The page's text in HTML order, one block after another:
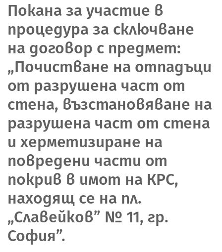
Покана за участие в
процедура за сключване
на договор с предмет:
„Почистване на отпадъци
от разрушена част от
стена, възстановяване на
разрушена част от стена
и херметизиране на
повредени части от
покрив в имот на КРС,
находящ се на пл.
„Славейков” № 11, гр.
София”.